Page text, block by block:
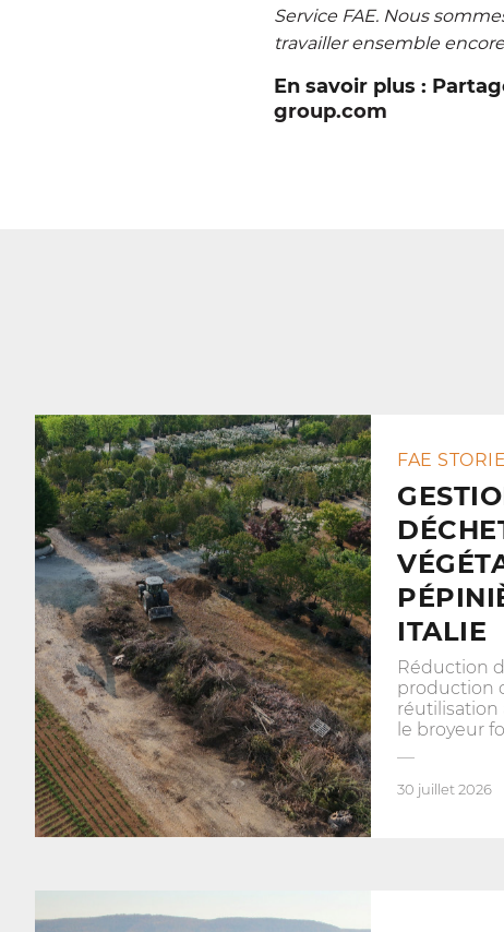
Service FAE. Nous
travailler ensemble
En savoir plus :
group.com
FAE
ITALIE
Réduction
production
réutilisation
le broyeur
30 juillet 2026